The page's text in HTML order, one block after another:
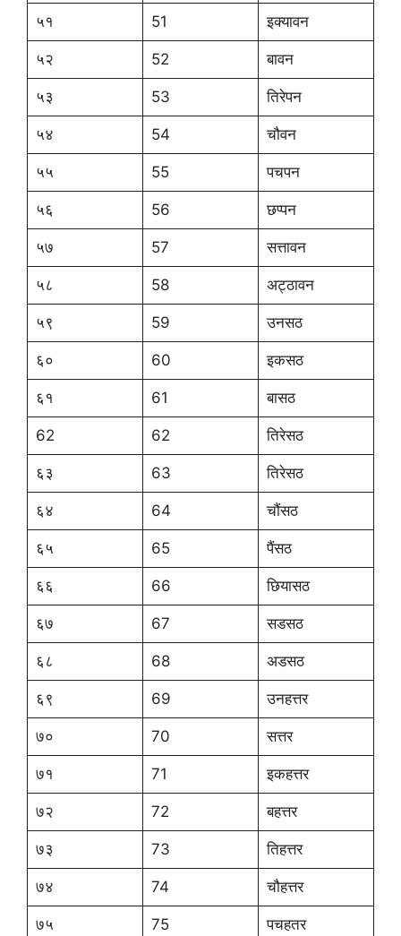
५१ 51 इक्यावन
५२ 52 बावन
५३ 53 तिरेपन
५४ 54 चौवन
५५ 55 पचपन
५६ 56 छप्पन
५७ 57 सत्तावन
५८ 58 अट्ठावन
५९ 59 उनसठ
६० 60 इकसठ
६१ 61 बासठ
62 62 तिरेसठ
६३ 63 तिरेसठ
६४ 64 चौंसठ
६५ 65 पैंसठ
६६ 66 छियासठ
६७ 67 सडसठ
६८ 68 अडसठ
६९ 69 उनहत्तर
७० 70 सत्तर
७१ 71 इकहत्तर
७२ 72 बहत्तर
७३ 73 तिहत्तर
७४ 74 चौहत्तर
७५ 75 पचहतर